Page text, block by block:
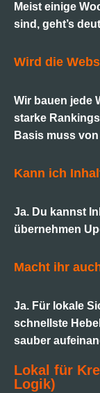
Meist einige
sind, geht’s
Wird die
Wir bauen jede
starke
Basis muss
Kann ich
Ja. Du kannst
übernehmen
Macht ihr
Ja. Für lokale
schnellste
sauber
Lokal für
Logik)